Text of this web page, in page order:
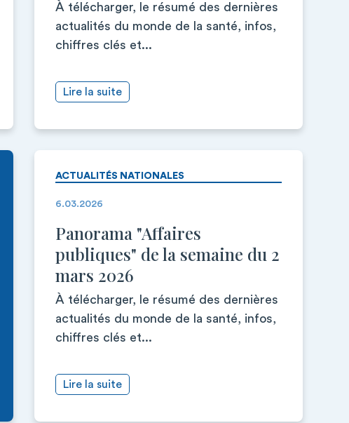
À télécharger, le résumé des dernières
actualités du monde de la santé, infos,
chiffres clés et...
Lire la suite
ACTUALITÉS NATIONALES
6.03.2026
Panorama "Affaires
publiques" de la semaine du 2
mars 2026
À télécharger, le résumé des dernières
actualités du monde de la santé, infos,
chiffres clés et...
Lire la suite